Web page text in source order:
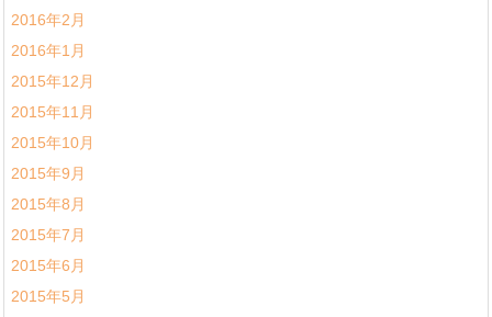
2016年2月
2016年1月
2015年12月
2015年11月
2015年10月
2015年9月
2015年8月
2015年7月
2015年6月
2015年5月